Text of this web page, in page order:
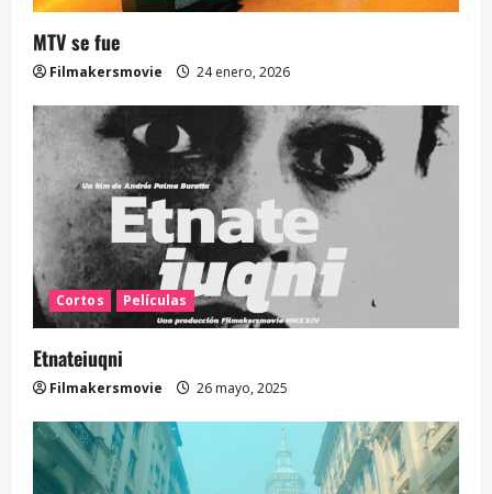
MTV se fue
Filmakersmovie 24 enero, 2026
Cortos Películas
Etnateiuqni
Filmakersmovie 26 mayo, 2025